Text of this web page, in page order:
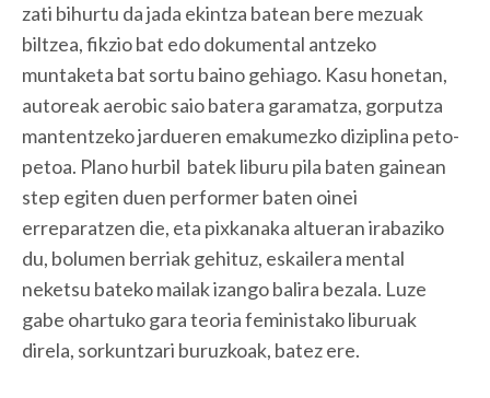
zati bihurtu da jada ekintza batean bere mezuak
biltzea, fikzio bat edo dokumental antzeko
muntaketa bat sortu baino gehiago. Kasu honetan,
autoreak aerobic saio batera garamatza, gorputza
mantentzeko jardueren emakumezko diziplina peto-
petoa. Plano hurbil batek liburu pila baten gainean
step egiten duen performer baten oinei
erreparatzen die, eta pixkanaka altueran irabaziko
du, bolumen berriak gehituz, eskailera mental
neketsu bateko mailak izango balira bezala. Luze
gabe ohartuko gara teoria feministako liburuak
direla, sorkuntzari buruzkoak, batez ere.